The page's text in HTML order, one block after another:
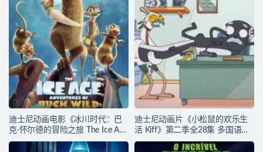
迪士尼动画电影《冰川时代：巴
克·怀尔德的冒险之旅 The Ice Age
Adventures of Buck Wild》多国
迪士尼动画片《小松鼠的欢乐生
活 Kiff》第二季全28集 多国语言
(无国语)+多国字幕(含中文) 官方